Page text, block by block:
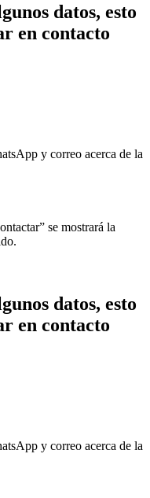
datos, esto
en contacto
y correo acerca de la
se mostrará la
datos, esto
en contacto
y correo acerca de la